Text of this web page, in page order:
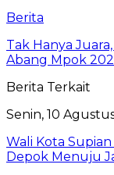
Berita
Tak Hanya
Abang Mpok
Berita Terkait
Senin, 10
Wali Kota
Depok Menuju